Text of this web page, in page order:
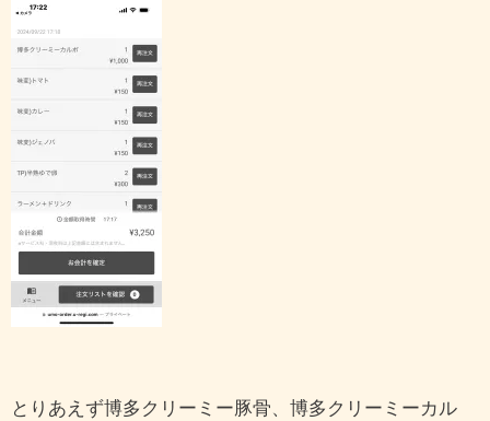
とりあえず博多クリーミー豚骨、博多クリーミーカル